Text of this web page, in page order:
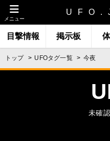
メニュー
目撃情報 掲示板
トップ UFOタグ一覧 今夜
未確